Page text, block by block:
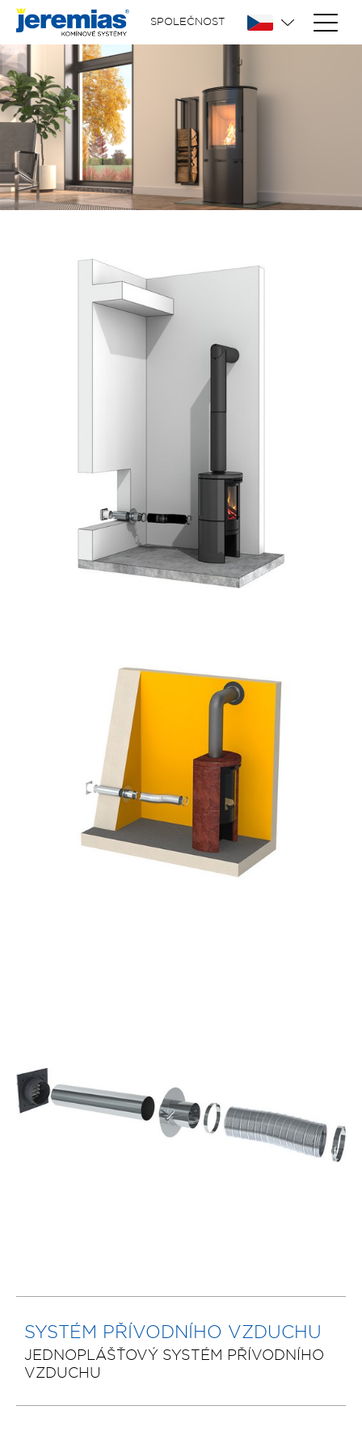
SPOLEČNOST
SYSTÉM PŘÍVODNÍHO VZDUCHU
JEDNOPLÁŠŤOVÝ SYSTÉM PŘÍVODNÍHO
VZDUCHU